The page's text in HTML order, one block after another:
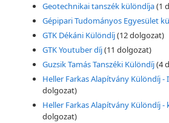
Geotechnikai tanszék különdíja(1
Gépipari Tudományos Egyesület
GTK Dékáni Különdíj(12 dolgozat)
GTK Youtuber díj(11 dolgozat)
Guzsik Tamás Tanszéki Különdíj(4
Heller Farkas Alapítvány Különdíj
dolgozat)
Heller Farkas Alapítvány Különdíj
dolgozat)